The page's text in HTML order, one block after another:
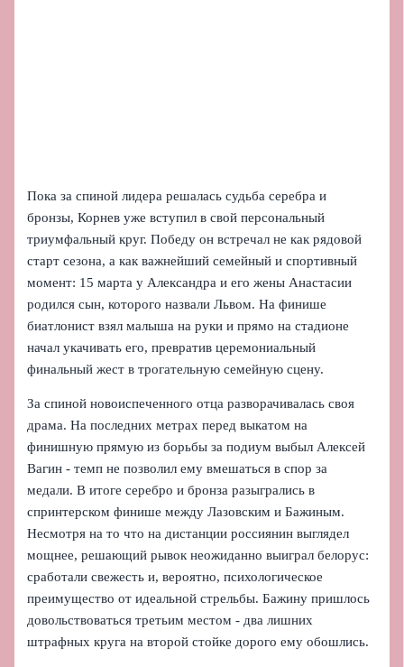
Пока за спиной лидера решалась судьба серебра и
бронзы, Корнев уже вступил в свой персональный
триумфальный круг. Победу он встречал не как рядовой
старт сезона, а как важнейший семейный и спортивный
момент: 15 марта у Александра и его жены Анастасии
родился сын, которого назвали Львом. На финише
биатлонист взял малыша на руки и прямо на стадионе
начал укачивать его, превратив церемониальный
финальный жест в трогательную семейную сцену.
За спиной новоиспеченного отца разворачивалась своя
драма. На последних метрах перед выкатом на
финишную прямую из борьбы за подиум выбыл Алексей
Вагин - темп не позволил ему вмешаться в спор за
медали. В итоге серебро и бронза разыгрались в
спринтерском финише между Лазовским и Бажиным.
Несмотря на то что на дистанции россиянин выглядел
мощнее, решающий рывок неожиданно выиграл белорус:
сработали свежесть и, вероятно, психологическое
преимущество от идеальной стрельбы. Бажину пришлось
довольствоваться третьим местом - два лишних
штрафных круга на второй стойке дорого ему обошлись.